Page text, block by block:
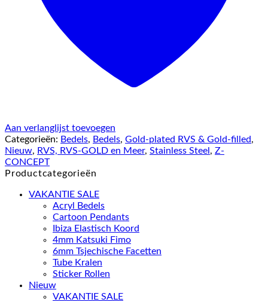
Aan verlanglijst toevoegen
Categorieën: Bedels, Bedels, Gold-plated RVS & Gold-filled,
Nieuw, RVS, RVS-GOLD en Meer, Stainless Steel , Z-
CONCEPT
Productcategorieën
VAKANTIE SALE
Acryl Bedels
Cartoon Pendants
Ibiza Elastisch Koord
4mm Katsuki Fimo
6mm Tsjechische Facetten
Tube Kralen
Sticker Rollen
Nieuw
VAKANTIE SALE